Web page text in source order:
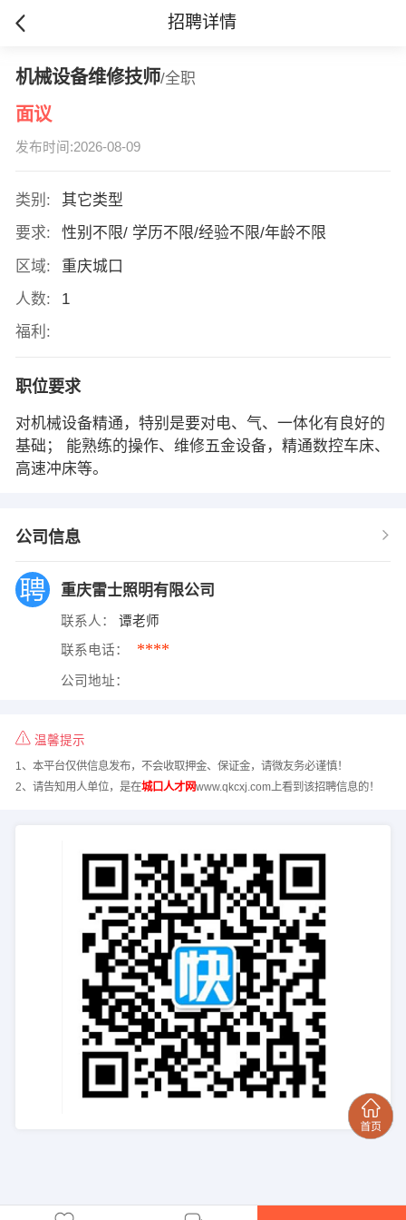
招聘详情
机械设备维修技师/全职
面议
发布时间:2026-08-09
类别:
其它类型
要求:
性别不限/ 学历不限/经验不限/年龄不限
区域:
重庆城口
人数:
1
福利:
职位要求
对机械设备精通，特别是要对电、气、一体化有良好的
基础； 能熟练的操作、维修五金设备，精通数控车床、
高速冲床等。
公司信息
重庆雷士照明有限公司
联系人： 谭老师
联系电话： ****
公司地址：
温馨提示
1、本平台仅供信息发布，不会收取押金、保证金，请微友务必谨慎！
2、请告知用人单位，是在城口人才网www.qkcxj.com上看到该招聘信息的！